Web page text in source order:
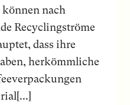
nach
Recyclingströme
dass ihre
herkömmliche